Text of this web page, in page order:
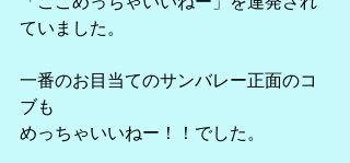
ていました。
一番のお目当てのサンバレー正面のコ
ブも
めっちゃいいねー！！でした。